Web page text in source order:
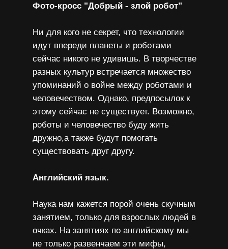
Фото-кросс "Добрый - злой робот"
Ни для кого не секрет, что технологии
идут впереди планеты и роботами
сейчас никого не удивишь. В творчестве
разных культур встречается множество
упоминаний о войне между роботами и
человечеством. Однако, предпосылок к
этому сейчас не существует. Возможно,
роботы и человечество буду жить
дружно,а также будут помогать
существовать друг другу.
Английский язык.
Наука нам кажется порой очень скучным
занятием, только для взрослых людей в
очках. На занятиях по английскому мы
не только развенчаем эти мифы,